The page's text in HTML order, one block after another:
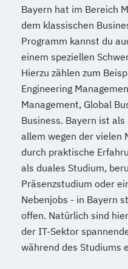
Bayern hat im Bereich
dem klassischen
Programm kannst du
einem speziellen
Hierzu zählen zum
Engineering
Management, Global
Business. Bayern ist
allem wegen der vielen
durch praktische
als duales Studium,
Präsenzstudium oder
Nebenjobs - in Bayern
offen. Natürlich sind
der IT-Sektor
während des Studiums